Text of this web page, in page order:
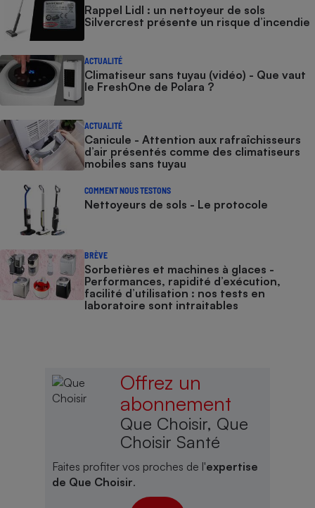
Rappel Lidl : un nettoyeur de sols
Silvercrest présente un risque d’incendie
ACTUALITÉ
Climatiseur sans tuyau (vidéo) - Que vaut
le FreshOne de Polara ?
ACTUALITÉ
Canicule - Attention aux rafraîchisseurs
d’air présentés comme des climatiseurs
mobiles sans tuyau
COMMENT NOUS TESTONS
Nettoyeurs de sols - Le protocole
BRÈVE
Sorbetières et machines à glaces​​​​​​ -
Performances, rapidité d’exécution,
facilité d’utilisation : nos tests en
laboratoire sont intraitables
Offrez un
abonnement
Que Choisir, Que
Choisir Santé
Faites profiter vos proches de l'expertise
de Que Choisir.